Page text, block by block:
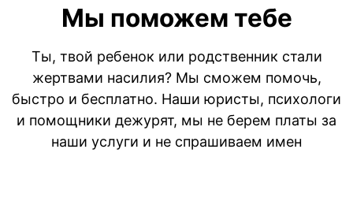
Мы поможем тебе
Ты, твой ребенок или родственник стали
жертвами насилия? Мы сможем помочь,
быстро и бесплатно. Наши юристы, психологи
и помощники дежурят, мы не берем платы за
наши услуги и не спрашиваем имен